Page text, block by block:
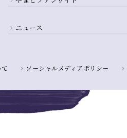
ニュース
ソーシャルメディアポリシー